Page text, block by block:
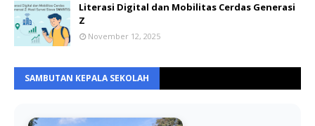
Literasi Digital dan Mobilitas Cerdas Generasi
Z
November 12, 2025
SAMBUTAN KEPALA SEKOLAH